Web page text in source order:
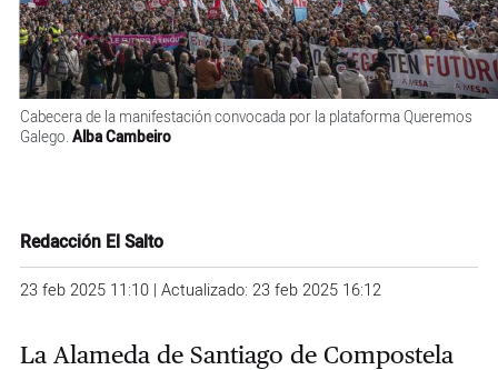
Cabecera de la manifestación convocada por la plataforma Queremos
Galego. Alba Cambeiro
Redacción El Salto
23 feb 2025 11:10 | Actualizado: 23 feb 2025 16:12
La Alameda de Santiago de Compostela